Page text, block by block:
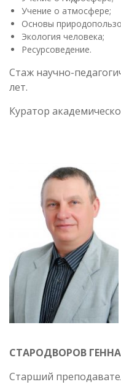
Учение о атмосфере;
Основы
Экология человека;
Ресурсоведение.
Стаж научно-
лет.
Куратор
СТАРОДВОРОВ
Старший